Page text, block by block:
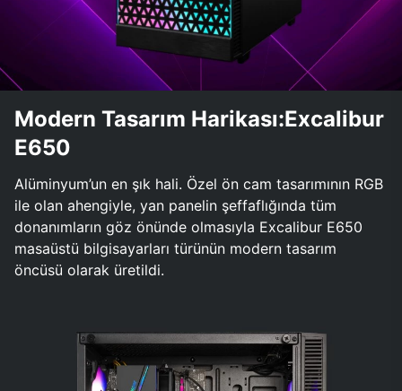
Modern Tasarım Harikası:Excalibur
E650
Alüminyum’un en şık hali. Özel ön cam tasarımının RGB
ile olan ahengiyle, yan panelin şeffaflığında tüm
donanımların göz önünde olmasıyla Excalibur E650
masaüstü bilgisayarları türünün modern tasarım
öncüsü olarak üretildi.